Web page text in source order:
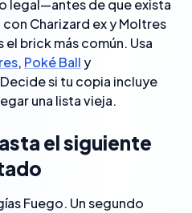
legal—antes de que exista
Charizard ex y Moltres
brick más común. Usa
, Poké Bally
Decide si tu copia incluye
una lista vieja.
el siguiente
Fuego. Un segundo